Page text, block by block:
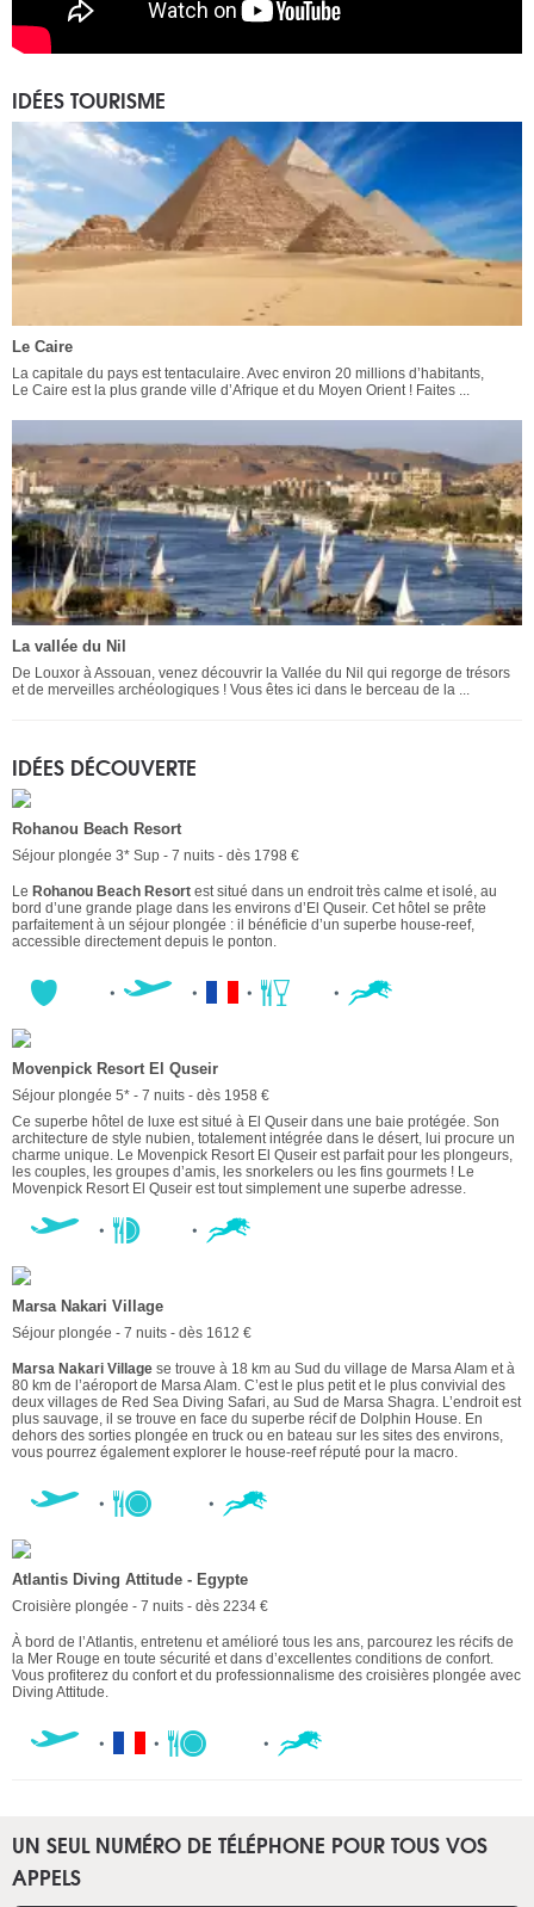
IDÉES TOURISME
Le Caire
La capitale du pays est tentaculaire. Avec environ 20 millions d’habitants,
Le Caire est la plus grande ville d’Afrique et du Moyen Orient ! Faites ...
La vallée du Nil
De Louxor à Assouan, venez découvrir la Vallée du Nil qui regorge de trésors
et de merveilles archéologiques ! Vous êtes ici dans le berceau de la ...
IDÉES DÉCOUVERTE
Rohanou Beach Resort
Séjour plongée 3* Sup - 7 nuits - dès 1798 €
Le Rohanou Beach Resort est situé dans un endroit très calme et isolé, au
bord d’une grande plage dans les environs d’El Quseir. Cet hôtel se prête
parfaitement à un séjour plongée : il bénéficie d’un superbe house-reef,
accessible directement depuis le ponton.
Movenpick Resort El Quseir
Séjour plongée 5* - 7 nuits - dès 1958 €
Ce superbe hôtel de luxe est situé à El Quseir dans une baie protégée. Son
architecture de style nubien, totalement intégrée dans le désert, lui procure un
charme unique. Le Movenpick Resort El Quseir est parfait pour les plongeurs,
les couples, les groupes d’amis, les snorkelers ou les fins gourmets ! Le
Movenpick Resort El Quseir est tout simplement une superbe adresse.
Marsa Nakari Village
Séjour plongée - 7 nuits - dès 1612 €
Marsa Nakari Village se trouve à 18 km au Sud du village de Marsa Alam et à
80 km de l’aéroport de Marsa Alam. C’est le plus petit et le plus convivial des
deux villages de Red Sea Diving Safari, au Sud de Marsa Shagra. L’endroit est
plus sauvage, il se trouve en face du superbe récif de Dolphin House. En
dehors des sorties plongée en truck ou en bateau sur les sites des environs,
vous pourrez également explorer le house-reef réputé pour la macro.
Atlantis Diving Attitude - Egypte
Croisière plongée - 7 nuits - dès 2234 €
À bord de l’Atlantis, entretenu et amélioré tous les ans, parcourez les récifs de
la Mer Rouge en toute sécurité et dans d’excellentes conditions de confort.
Vous profiterez du confort et du professionnalisme des croisières plongée avec
Diving Attitude.
UN SEUL NUMÉRO DE TÉLÉPHONE POUR TOUS VOS
APPELS